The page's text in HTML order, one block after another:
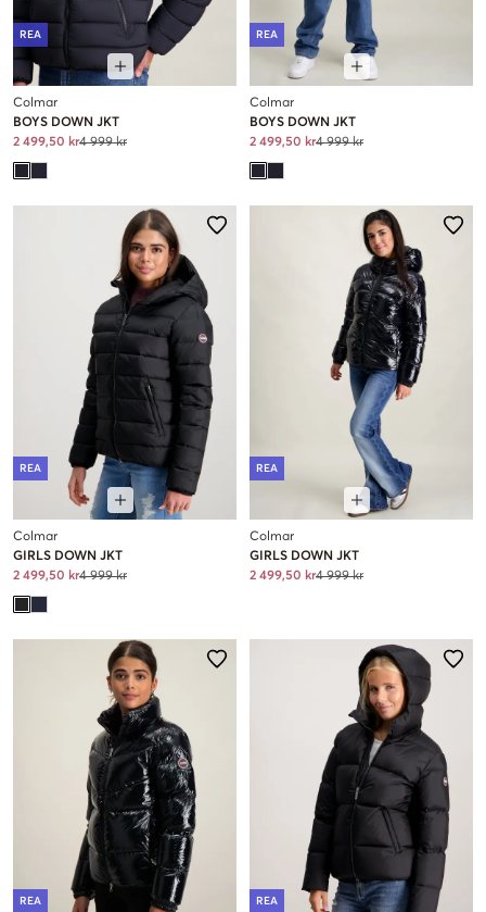
REA
Colmar
BOYS DOWN JKT
2 499,50 kr4 999 kr
REA
Colmar
BOYS DOWN JKT
2 499,50 kr4 999 kr
REA
Colmar
GIRLS DOWN JKT
2 499,50 kr4 999 kr
REA
Colmar
GIRLS DOWN JKT
2 499,50 kr4 999 kr
REA REA